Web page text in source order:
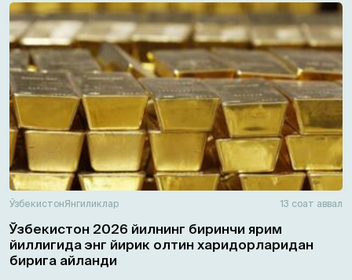
ЎзбекистонЯнгиликлар 13 соат аввал
Ўзбекистон 2026 йилнинг биринчи ярим
йиллигида энг йирик олтин харидорларидан
бирига айланди